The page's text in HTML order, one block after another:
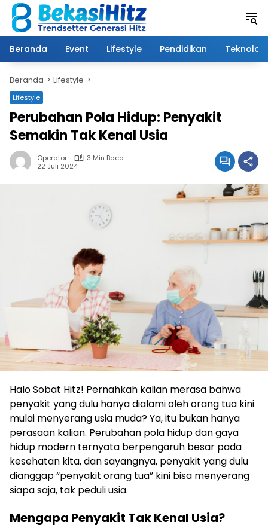
Langsung
konten
Beranda
Event Lifestyle Pendidikan Teknologi
Beranda Lifestyle
Lifestyle
Perubahan Pola Hidup: Penyakit
Semakin Tak Kenal Usia
Operator
3 Min Baca
22 Juli 2024
Halo Sobat Hitz! Pernahkah kalian merasa bahwa
penyakit yang dulu hanya dialami oleh orang tua kini
mulai menyerang usia muda? Ya, itu bukan hanya
perasaan kalian. Perubahan pola hidup dan gaya
hidup modern ternyata berpengaruh besar pada
kesehatan kita, dan sayangnya, penyakit yang dulu
dianggap “penyakit orang tua” kini bisa menyerang
siapa saja, tak peduli usia.
Mengapa Penyakit Tak Kenal Usia?